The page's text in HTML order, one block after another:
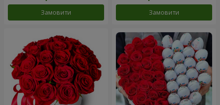
Замовити Замовити